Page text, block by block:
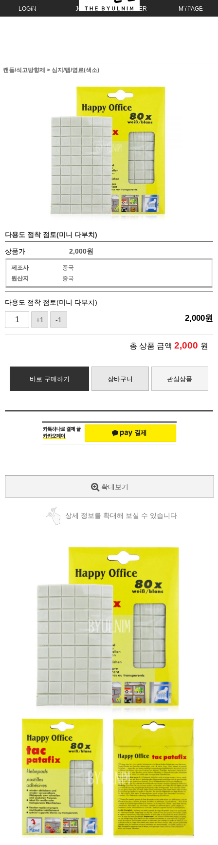
LOGIN JOIN ORDER MYPAGE
캔들/석고방향제 > 심지/탭/염료(색소)
다용도 점착 점토(미니 다부치)
상품가 2,000원
제조사
중국
원산지
중국
다용도 점착 점토(미니 다부치)
+1 -1 2,000원
총 상품 금액 2,000 원
바로 구매하기 장바구니 관심상품
확대보기
상세 정보를 확대해 보실 수 있습니다